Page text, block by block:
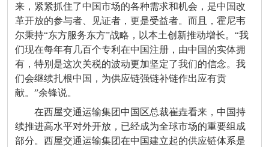
来，紧紧抓住了中国市场的各种需求和机会，是中国改
革开放的参与者、见证者，更是受益者。而且，霍尼韦
尔秉持“东方服务东方”战略，以本土创新推动增长。“我
们现在每年有几百个专利在中国注册，由中国的实体拥
有，特别是这次关税的波动更加坚定了我们的信念。我
们会继续扎根中国，为供应链强链补链作出应有贡
献。”余锋说。
在西屋交通运输集团中国区总裁崔垚看来，中国持
续推进高水平对外开放，已经成为全球市场的重要组成
部分。西屋交通运输集团在中国建立起的供应链体系是